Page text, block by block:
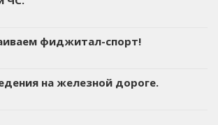
фиджитал-спорт!
на железной дороге.